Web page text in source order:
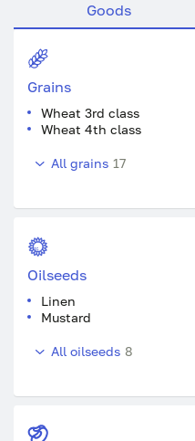
Goods
Grains
Wheat 3rd class
Wheat 4th class
All grains 17
Oilseeds
Linen
Mustard
All oilseeds 8